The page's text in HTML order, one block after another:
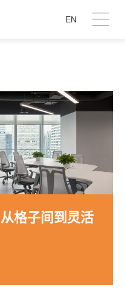
EN
格子间到灵活